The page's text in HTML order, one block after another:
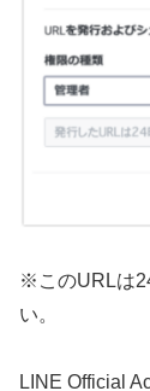
※このURLは
い。
LINE Official